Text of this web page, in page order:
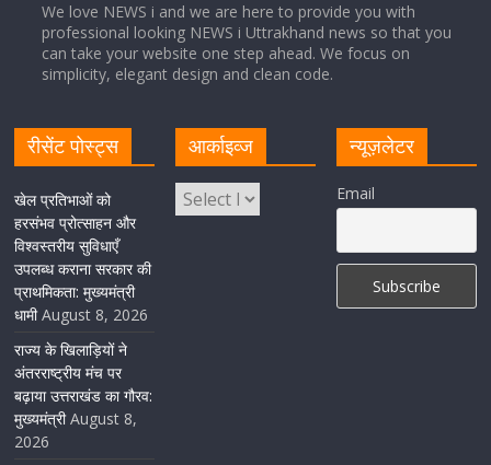
Cabinet Baithak: उत्तराखंड में श्रमिकों को हर महीने 7 तारीख
तक मिलेगी मजदूरी, ओवरटाइम पर मिलेगा दोगुना भुगतान
केंद्रीय रेल मंत्री ने मुख्यमंत्री के अनुरोध पर बनबसा रेलवे स्टेशन पर
अमृतसर–टनकपुर एक्सप्रेस के ठहराव को स्वीकृति
We love NEWS i and we are here to provide you with
professional looking NEWS i Uttrakhand news so that you
can take your website one step ahead. We focus on
simplicity, elegant design and clean code.
रीसेंट पोस्ट्स
खेल प्रतिभाओं को
हरसंभव प्रोत्साहन और
विश्वस्तरीय सुविधाएँ
उपलब्ध कराना सरकार की
प्राथमिकता: मुख्यमंत्री
धामी August 8, 2026
राज्य के खिलाड़ियों ने
अंतरराष्ट्रीय मंच पर
बढ़ाया उत्तराखंड का गौरव:
मुख्यमंत्री August 8,
2026
आर्काइव्ज न्यूज़लेटर
Email